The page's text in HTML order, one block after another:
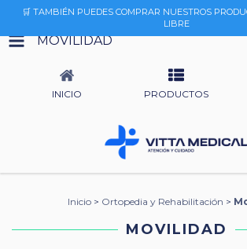
🛒 TAMBIÉN PUEDES COMPRAR NUESTROS
LIBRE
MOVILIDAD
INICIO PRODUCTOS
Inicio > Ortopedia y Rehabilitación >
MOVILIDAD